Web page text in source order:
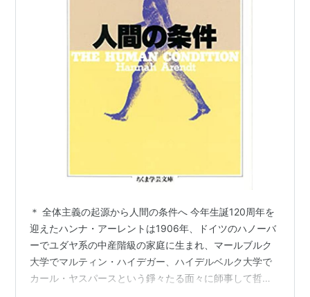
＊ 全体主義の起源から人間の条件へ 今年生誕120周年を
迎えたハンナ・アーレントは1906年、ドイツのハノーバ
ーでユダヤ系の中産階級の家庭に生まれ、マールブルク
大学でマルティン・ハイデガー、ハイデルベルク大学で
カール・ヤスパースという錚々たる面々に師事して哲学